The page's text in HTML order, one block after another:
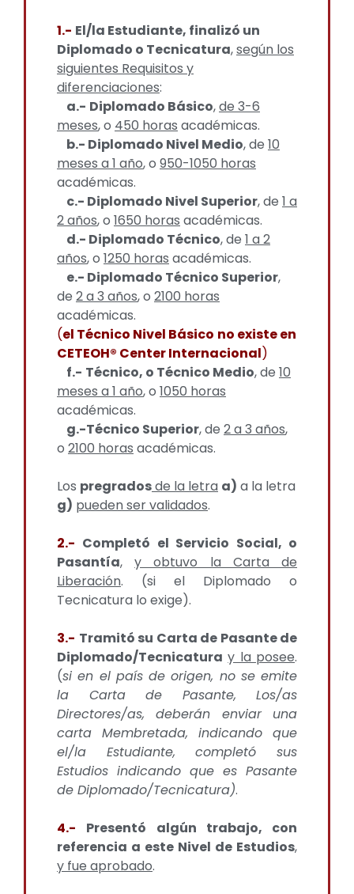
1.- El/la Estudiante, finalizó un
Diplomado o Tecnicatura,según los
siguientes Requisitos y
diferenciaciones:
a.- Diplomado Básico,de 3-6
meses, o 450 horas académicas.
b.- Diplomado Nivel Medio, de 10
meses a 1 año, o 950-1050 horas
académicas.
c.- Diplomado Nivel Superior, de 1 a
2 años, o 1650 horas académicas.
d.- Diplomado Técnico, de 1 a 2
años, o 1250 horas académicas.
e.- Diplomado Técnico Superior,
de 2 a 3 años, o 2100 horas
académicas.
(el Técnico Nivel Básico no existe en
CETEOH® Center Internacional)
f.- Técnico, o Técnico Medio, de 10
meses a 1 año, o 1050 horas
académicas.
g.-Técnico Superior, de 2 a 3 años,
o 2100 horas académicas.
Los pregradosde la letra a) a la letra
g) pueden ser validados.
2.- Completó el Servicio Social, o
Pasantía,y obtuvo la Carta de
Liberación. (si el Diplomado o
Tecnicatura lo exige).
3.- Tramitó su Carta de Pasante de
Diplomado/Tecnicatura y la posee.
(si en el país de origen, no se emite
la Carta de Pasante, Los/as
Directores/as, deberán enviar una
carta Membretada, indicando que
el/la Estudiante, completó sus
Estudios indicando que es Pasante
de Diplomado/Tecnicatura).
4.-
Presentó algún trabajo, con
referencia a este Nivel de Estudios,
y fue aprobado.